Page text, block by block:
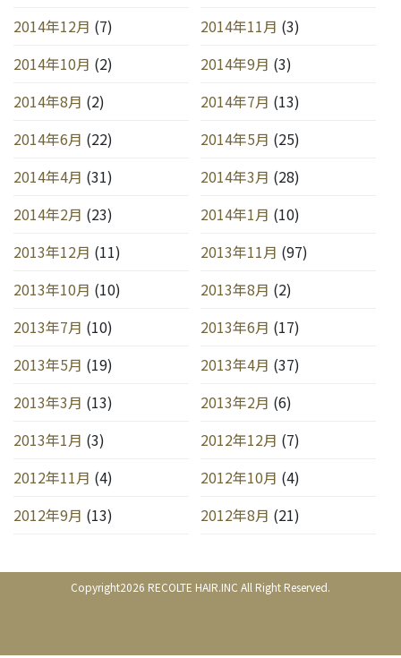
2014年12月 (7) 2014年11月 (3)
2014年10月 (2) 2014年9月 (3)
2014年8月 (2) 2014年7月 (13)
2014年6月 (22) 2014年5月 (25)
2014年4月 (31) 2014年3月 (28)
2014年2月 (23) 2014年1月 (10)
2013年12月 (11) 2013年11月 (97)
2013年10月 (10) 2013年8月 (2)
2013年7月 (10) 2013年6月 (17)
2013年5月 (19) 2013年4月 (37)
2013年3月 (13) 2013年2月 (6)
2013年1月 (3) 2012年12月 (7)
2012年11月 (4) 2012年10月 (4)
2012年9月 (13) 2012年8月 (21)
Copyright2026 RECOLTE HAIR.INC All Right Reserved.